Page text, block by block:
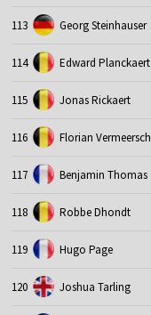
113 Georg Steinhauser
114 Edward Planckaert
115 Jonas Rickaert
116 Florian Vermeersch
117 Benjamin Thomas
118 Robbe Dhondt
119 Hugo Page
120 Joshua Tarling